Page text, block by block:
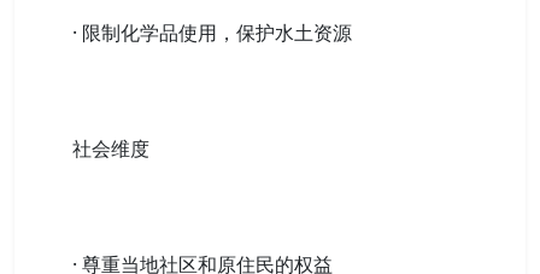
· 限制化学品使用，保护水土资源
社会维度
· 尊重当地社区和原住民的权益